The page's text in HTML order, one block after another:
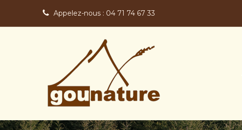
Appelez-nous : 04 71 74 67 33